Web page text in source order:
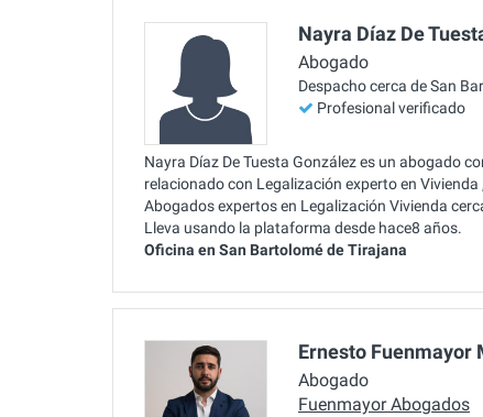
Nayra Díaz De
Abogado
Despacho cerca de San
Profesional verificado
Nayra Díaz De Tuesta González es un abogado
relacionado con Legalización experto en
Abogados expertos en Legalización Vivienda
Lleva usando la plataforma desde hace8 años.
Oficina en San Bartolomé de Tirajana
Ernesto Fuenmayor
Abogado
Fuenmayor Abogados